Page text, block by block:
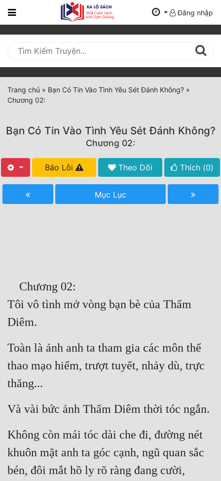
Trang
Mới
Cập
Nhật
(current)
Thể Loại
Tất Cả
Hoàn Thành
Xa Lộ Dịch
Cung Đấu
Cạnh Kỹ
Cổ Tiên Hiệp
Cổ Đại
Du Hí
Đăng nhập
Trang chủ » Bạn Có Tin Vào Tình Yêu Sét Đánh Không? »
Chương 02:
Bạn Có Tin Vào Tình Yêu Sét Đánh Không?
Chương 02:
Báo Lỗi Theo Dõi Thích (0)
Mục Lục
    Chương 02:
Tôi vô tình mở vòng bạn bè của Thẩm
Diêm.
Toàn là ảnh anh ta tham gia các môn thể
thao mạo hiểm, trượt tuyết, nhảy dù, trực
thăng...
Và vài bức ảnh Thẩm Diêm thời tóc ngắn.
Không còn mái tóc dài che đi, đường nét
khuôn mặt anh ta góc cạnh, ngũ quan sắc
bén, đôi mắt hồ ly rõ ràng đang cười,